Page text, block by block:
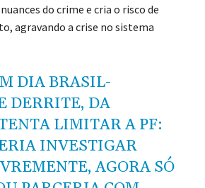
do crime e cria o risco de
agravando a crise no sistema
DIA BRASIL-
DERRITE, DA
LIMITAR A PF:
INVESTIGAR
AGORA SÓ